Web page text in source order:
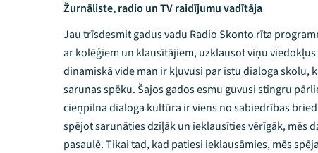
Žurnāliste, radio un TV raidījumu vadītāja
Jau trīsdesmit gadus vadu Radio Skonto rīta
ar kolēģiem un klausītājiem, uzklausot viņu
dinamiskā vide man ir kļuvusi par īstu dialoga skolu,
sarunas spēku. Šajos gados esmu guvusi stingru
cieņpilna dialoga kultūra ir viens no sabiedrības
spējot sarunāties dziļāk un ieklausīties vērīgāk, mēs
pasaulē. Tikai tad, kad patiesi ieklausāmies, mēs